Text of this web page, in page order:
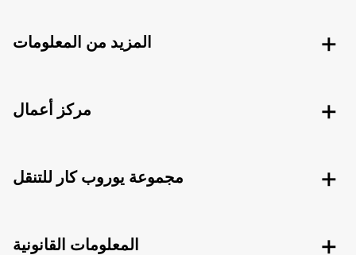
المزيد من المعلومات
مركز أعمال
مجموعة يوروب كار للتنقل
المعلومات القانونية